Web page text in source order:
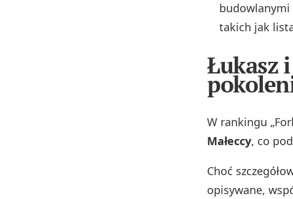
budowlanymi
takich jak
Łukasz i
W rankingu
Małeccy, co
Choć
opisywane,